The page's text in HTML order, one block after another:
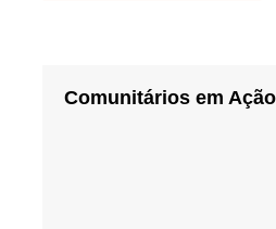
Comunitários em Ação